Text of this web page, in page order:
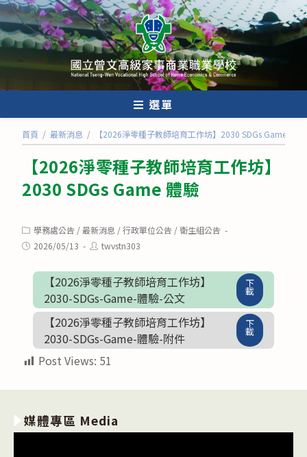
跳
轉
至
內
選單
首頁 / 最新消息 / 【2026淨零種子教師培育工作坊】2030 SDGs Game 體驗
【2026淨零種子教師培育工作坊】
2030 SDGs Game 體驗
Post
category:
學務處公告 /最新消息 /行政單位公告 /衛生組公告
Post2026/05/13
Posttwvstn303
【2026淨零種子教師培育工作坊】
2030-SDGs-Game-體驗-公文
下
載
【2026淨零種子教師培育工作坊】
2030-SDGs-Game-體驗-附件
下
載
Post Views: 51
媒體專區 Media